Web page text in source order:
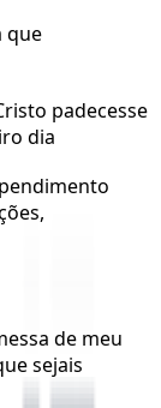
que
padecesse
dia
de meu
sejais